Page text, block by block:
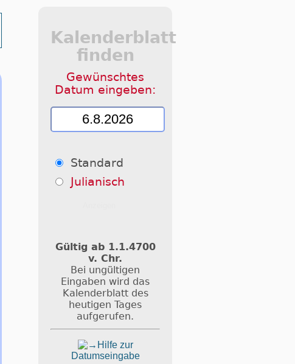
Kalenderblatt
finden
Gewünschtes
Datum eingeben:
Standard
Julianisch
Gültig ab 1.1.4700
v. Chr.
Bei ungültigen
Eingaben wird das
Kalenderblatt des
heutigen Tages
aufgerufen.
Hilfe zur
Datumseingabe